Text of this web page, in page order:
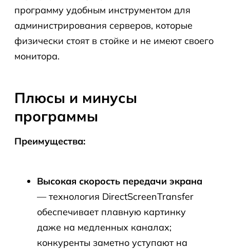
программу удобным инструментом для
администрирования серверов, которые
физически стоят в стойке и не имеют своего
монитора.
Плюсы и минусы
программы
Преимущества:
Высокая скорость передачи экрана
— технология DirectScreenTransfer
обеспечивает плавную картинку
даже на медленных каналах;
конкуренты заметно уступают на